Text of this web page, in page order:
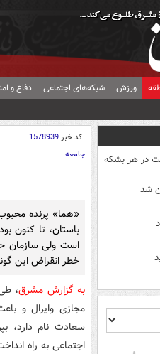
ورزش شبکه‌های اجتماعی دفاع و
به ۸۳ دلار و ۵۵ سنت در هر بشکه
کد خبر1578939
جامعه
«هما» پرنده‌
باستان، تا کنون
است ولی سازمان
خطر انقراض این
به گزارش مشرق،
مجازی وایرال و
سعادت نام دارد،
اجتماعی به راه